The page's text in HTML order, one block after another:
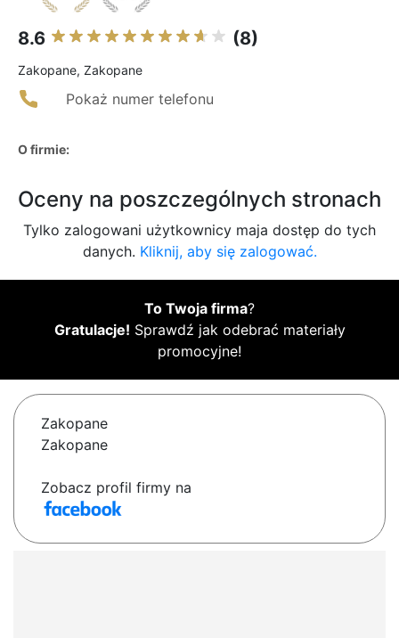
8.6 (8)
Zakopane, Zakopane
Pokaż numer telefonu
O firmie:
Oceny na poszczególnych stronach
Tylko zalogowani użytkownicy maja dostęp do tych
danych. Kliknij, aby się zalogować.
To Twoja firma?
Gratulacje! Sprawdź jak odebrać materiały
promocyjne!
Zakopane
Zakopane
Zobacz profil firmy na